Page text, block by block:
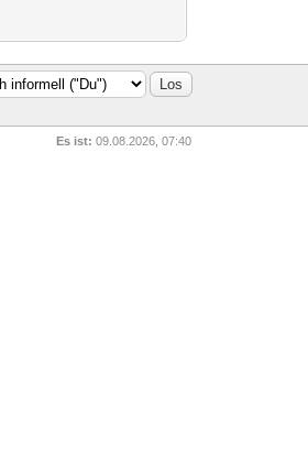
Es ist: 09.08.2026, 07:40